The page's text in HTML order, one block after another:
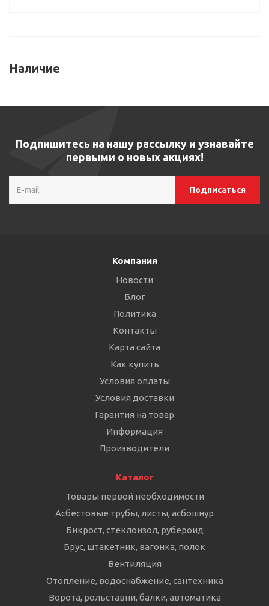
Наличие
Подпишитесь на нашу рассылку и узнавайте
первыми о новых акциях!
Компания
Новости
Блог
Политика
Контакты
Карта сайта
Как купить
Условия оплаты
Условия доставки
Гарантия на товар
Информация
Производители
Каталог
Товары первой необходимости
Асбестовые трубы, листы, асбошнур
Бикрост, стеклоизол, рубероид
Брус, штакетник, вагонка, полок
Вентиляция
Отопление, водоснабжение, сантехника
Ворота, рольставни, балки, автоматика